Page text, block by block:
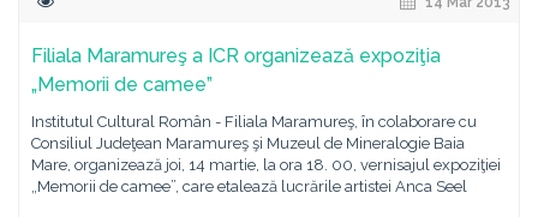
Filiala Maramureş a ICR organizează expoziţia
„Memorii de camee”
Institutul Cultural Român - Filiala Maramureş, în colaborare cu
Consiliul Judeţean Maramureş şi Muzeul de Mineralogie Baia
Mare, organizează joi, 14 martie, la ora 18. 00, vernisajul expoziţiei
„Memorii de camee”, care etalează lucrările artistei Anca Seel